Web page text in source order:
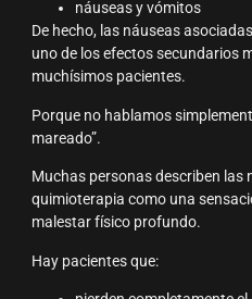
náuseas y vómitos
De hecho, las náuseas
uno de los efectos secundarios
muchísimos pacientes.
Porque no hablamos
mareado”.
Muchas personas describen las
quimioterapia como una
malestar físico profundo.
Hay pacientes que: